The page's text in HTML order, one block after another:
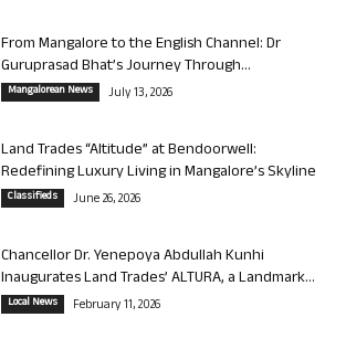
From Mangalore to the English Channel: Dr
Guruprasad Bhat’s Journey Through...
Mangalorean News July 13, 2026
Land Trades “Altitude” at Bendoorwell:
Redefining Luxury Living in Mangalore’s Skyline
Classifieds June 26, 2026
Chancellor Dr. Yenepoya Abdullah Kunhi
Inaugurates Land Trades’ ALTURA, a Landmark...
Local News February 11, 2026